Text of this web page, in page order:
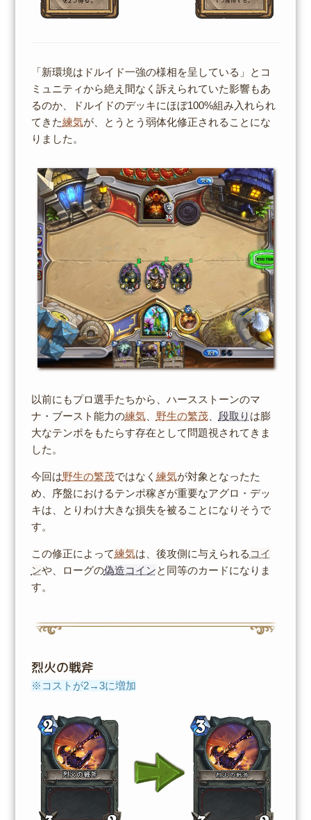
「新環境はドルイド一強の様相を呈している」とコ
ミュニティから絶え間なく訴えられていた影響もあ
るのか、ドルイドのデッキにほぼ100%組み入れられ
てきた練気が、とうとう弱体化修正されることにな
りました。
以前にもプロ選手たちから、ハースストーンのマ
ナ・ブースト能力の練気、 野生の繁茂、 段取り は膨
大なテンポをもたらす存在として問題視されてきま
した。
今回は野生の繁茂ではなく 練気が対象となったた
め、序盤におけるテンポ稼ぎが重要なアグロ・デッ
キは、とりわけ大きな損失を被ることになりそうで
す。
この修正によって練気は、後攻側に与えられる コイ
ンや、ローグの偽造コインと同等のカードになりま
す。
烈火の戦斧
※コストが2→3に増加